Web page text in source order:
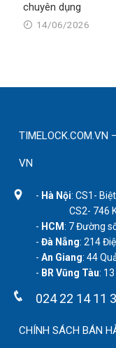
chuyên dụng
14/06/2026
TIMELOCK.COM.VN
VN
- Hà Nội: CS1-
CS2- 746 Kim
- HCM: 7 Đường
- Đà Nẵng: 214
- An Giang: 44
- BR Vũng Tàu:
024 22 14 11
CHÍNH SÁCH BÁN